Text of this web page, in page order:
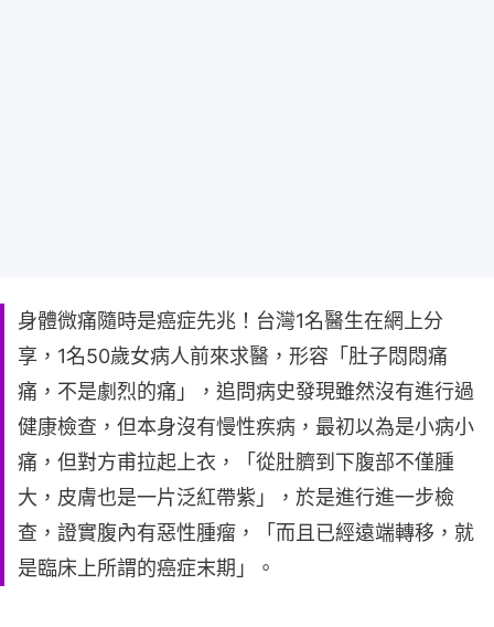
身體微痛隨時是癌症先兆！台灣1名醫生在網上分
享，1名50歲女病人前來求醫，形容「肚子悶悶痛
痛，不是劇烈的痛」，追問病史發現雖然沒有進行過
健康檢查，但本身沒有慢性疾病，最初以為是小病小
痛，但對方甫拉起上衣，「從肚臍到下腹部不僅腫
大，皮膚也是一片泛紅帶紫」，於是進行進一步檢
查，證實腹內有惡性腫瘤，「而且已經遠端轉移，就
是臨床上所謂的癌症末期」。